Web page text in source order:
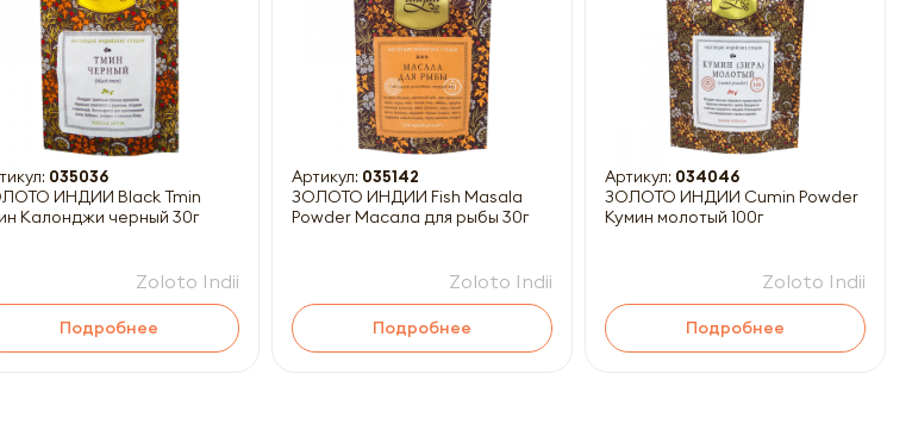
035036
ИНДИИ Black Tmin
Калонджи черный 30г
Zoloto Indii
Подробнее
Артикул: 035142
ЗОЛОТО ИНДИИ Fish Masala
Powder Масала для рыбы 30г
Zoloto Indii
Подробнее
Артикул: 034046
ЗОЛОТО ИНДИИ Cumin Powder
Кумин молотый 100г
Zoloto Indii
Подробнее